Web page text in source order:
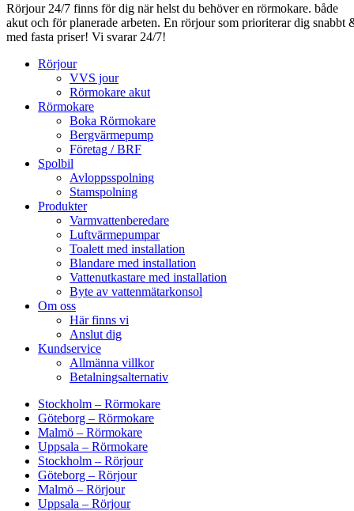
Rörjour 24/7 finns för dig när helst du behöver en rörmokare. både
akut och för planerade arbeten. En rörjour som prioriterar dig snabbt
med fasta priser! Vi svarar 24/7!
Rörjour
VVS jour
Rörmokare akut
Rörmokare
Boka Rörmokare
Bergvärmepump
Företag / BRF
Spolbil
Avloppsspolning
Stamspolning
Produkter
Varmvattenberedare
Luftvärmepumpar
Toalett med installation
Blandare med installation
Vattenutkastare med installation
Byte av vattenmätarkonsol
Om oss
Här finns vi
Anslut dig
Kundservice
Allmänna villkor
Betalningsalternativ
Stockholm – Rörmokare
Göteborg – Rörmokare
Malmö – Rörmokare
Uppsala – Rörmokare
Stockholm – Rörjour
Göteborg – Rörjour
Malmö – Rörjour
Uppsala – Rörjour